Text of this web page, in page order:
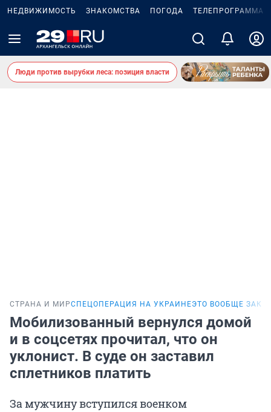
НЕДВИЖИМОСТЬ ЗНАКОМСТВА ПОГОДА ТЕЛЕПРОГРАММА
Люди против вырубки леса: позиция власти
СТРАНА И МИРСПЕЦОПЕРАЦИЯ НА УКРАИНЕЭТО ВООБЩЕ
Мобилизованный вернулся домой
и в соцсетях прочитал, что он
уклонист. В суде он заставил
сплетников платить
За мужчину вступился военком